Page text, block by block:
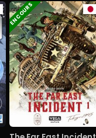
EN COURS